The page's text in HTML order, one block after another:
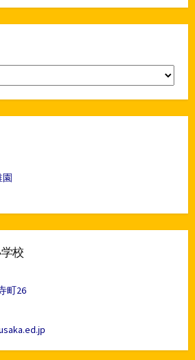
園
校
町26